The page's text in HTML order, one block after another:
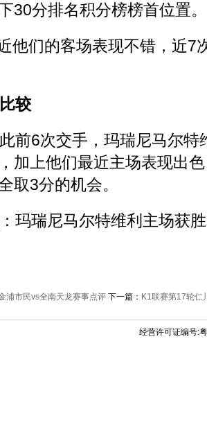
30分排名积分榜榜首位置。
们的客场表现不错，近7
较
6次交手，玛瑞尼马尔特
加上他们最近主场表现出
取3分的机会。
：玛瑞尼马尔特维利主场获胜
浦市民vs全南天龙赛事点评 下一篇： K1联赛第17轮仁
经营许可证编号: